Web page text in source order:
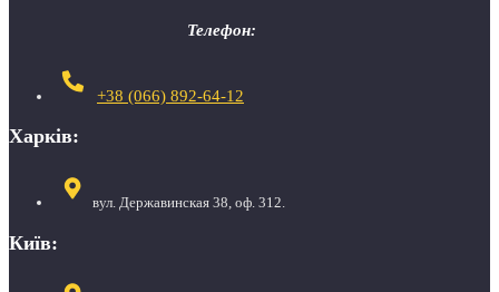
Телефон:
+38 (066) 892-64-12
Харків:
вул. Державинская 38, оф. 312.
Київ: